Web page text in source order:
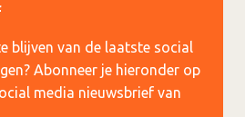
blijven van de laatste social
Abonneer je hieronder op
media nieuwsbrief van